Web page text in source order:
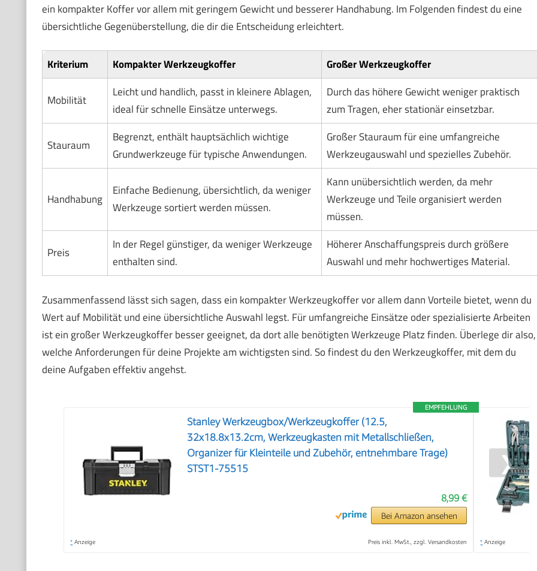
ein kompakter Koffer vor allem mit geringem Gewicht und besserer Handhabung. Im Folgenden findest du eine
übersichtliche Gegenüberstellung, die dir die Entscheidung erleichtert.
Kriterium Kompakter Werkzeugkoffer Großer Werkzeugkoffer
Mobilität
Leicht und handlich, passt in kleinere Ablagen,
ideal für schnelle Einsätze unterwegs.
Durch das höhere Gewicht weniger praktisch
zum Tragen, eher stationär einsetzbar.
Stauraum
Begrenzt, enthält hauptsächlich wichtige
Grundwerkzeuge für typische Anwendungen.
Großer Stauraum für eine umfangreiche
Werkzeugauswahl und spezielles Zubehör.
Handhabung
Einfache Bedienung, übersichtlich, da weniger
Werkzeuge sortiert werden müssen.
Kann unübersichtlich werden, da mehr
Werkzeuge und Teile organisiert werden
müssen.
Preis
In der Regel günstiger, da weniger Werkzeuge
enthalten sind.
Höherer Anschaffungspreis durch größere
Auswahl und mehr hochwertiges Material.
Zusammenfassend lässt sich sagen, dass ein kompakter Werkzeugkoffer vor allem dann Vorteile bietet, wenn du
Wert auf Mobilität und eine übersichtliche Auswahl legst. Für umfangreiche Einsätze oder spezialisierte Arbeiten
ist ein großer Werkzeugkoffer besser geeignet, da dort alle benötigten Werkzeuge Platz finden. Überlege dir also,
welche Anforderungen für deine Projekte am wichtigsten sind. So findest du den Werkzeugkoffer, mit dem du
deine Aufgaben effektiv angehst.
EMPFEHLUNG
Stanley Werkzeugbox/Werkzeugkoffer (12.5,
32x18.8x13.2cm, Werkzeugkasten mit Metallschließen,
Organizer für Kleinteile und Zubehör, entnehmbare Trage)
STST1-75515
8,99 €
Bei Amazon ansehen
* Anzeige Preis inkl. MwSt., zzgl. Versandkosten * Anzeige
❯